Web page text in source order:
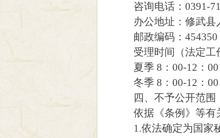
咨询电话：0391-
办公地址：修武县
邮政编码：454350
受理时间（法定工
夏季 8：00-12：00
冬季 8：00-12：00
四、不予公开范围
依据《条例》等有
1.依法确定为国家秘